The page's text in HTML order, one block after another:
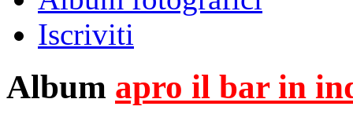
Iscriviti
Album apro il bar in